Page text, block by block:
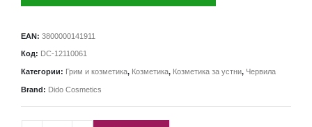
EAN: 3800000141911
Код: DC-12110061
Категории: Грим и козметика, Козметика, Козметика за устни, Червила
Brand: Dido Cosmetics